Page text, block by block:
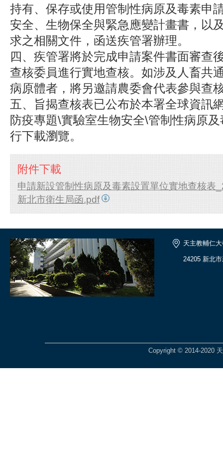
持有、保存或使用管制性病原及毒素申
安全、生物保全與緊急應變計畫書，以
求之相關文件，函送疾管署辦理。
四、疾管署將於完成申請案件書面審查
查核委員進行實地查核。如涉及人畜共
病原體者，將另邀請農委會代表參與查
五、旨揭查核表已公布於本署全球資訊
防疫專題\實驗室生物安全\管制性病原
行下載瀏覽。
附件下載
申請新設管制性病原及毒素設置單位實地查核表
新北市衛生局函.pdf
天主教輔仁
24205 新北
Copyright © 2014-2020